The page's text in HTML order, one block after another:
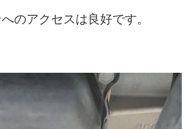
のアクセスは良好です。